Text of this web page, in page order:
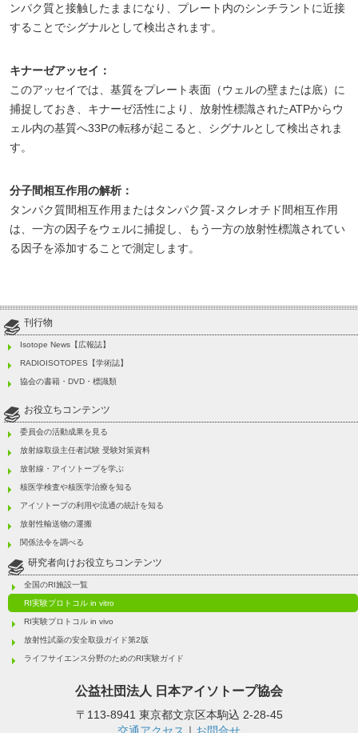
ンパク質と接触したままになり、プレート内のシンチラントに近接
することでシグナルとして検出されます。
キナーゼアッセイ：
このアッセイでは、基質をプレート表面（ウェルの壁または底）に
捕捉しておき、キナーゼ活性により、放射性標識されたATPからウ
ェル内の基質へ33Pの転移が起こると、シグナルとして検出されま
す。
分子間相互作用の解析：
タンパク質間相互作用またはタンパク質-ヌクレオチド間相互作用
は、一方の因子をウェルに捕捉し、もう一方の放射性標識されてい
る因子を添加することで測定します。
刊行物
Isotope News【広報誌】
RADIOISOTOPES【学術誌】
協会の書籍・DVD・標識類
お役立ちコンテンツ
委員会の活動成果を見る
放射線取扱主任者試験 受験対策資料
放射線・アイソトープを学ぶ
核医学検査や核医学治療を知る
アイソトープの利用や流通の統計を知る
放射性輸送物の運搬
関係法令を調べる
研究者向けお役立ちコンテンツ
全国のRI施設一覧
RI実験プロトコル in vitro
RI実験プロトコル in vivo
放射性試薬の安全取扱ガイド第2版
ライフサイエンス分野のためのRI実験ガイド
公益社団法人 日本アイソトープ協会
〒113-8941 東京都文京区本駒込 2-28-45